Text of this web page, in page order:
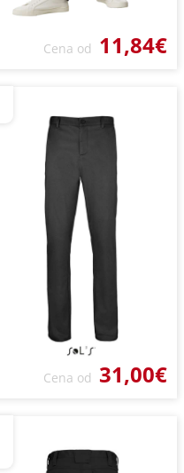
Cena od 11,84€
Cena od 31,00€